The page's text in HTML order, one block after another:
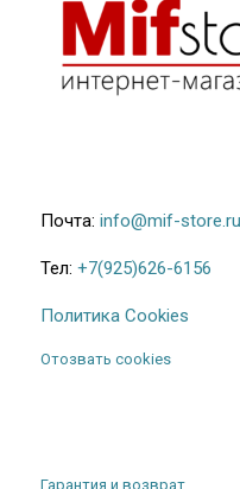
Почта: info@mif-store.ru
Тел: +7(925)626-6156
Политика Cookies
Отозвать cookies
Гарантия и возврат